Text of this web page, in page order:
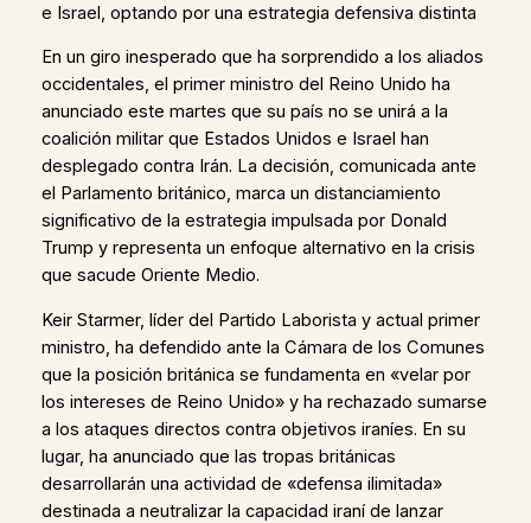
e Israel, optando por una estrategia defensiva distinta
En un giro inesperado que ha sorprendido a los aliados
occidentales, el primer ministro del Reino Unido ha
anunciado este martes que su país no se unirá a la
coalición militar que Estados Unidos e Israel han
desplegado contra Irán. La decisión, comunicada ante
el Parlamento británico, marca un distanciamiento
significativo de la estrategia impulsada por Donald
Trump y representa un enfoque alternativo en la crisis
que sacude Oriente Medio.
Keir Starmer, líder del Partido Laborista y actual primer
ministro, ha defendido ante la Cámara de los Comunes
que la posición británica se fundamenta en «velar por
los intereses de Reino Unido» y ha rechazado sumarse
a los ataques directos contra objetivos iraníes. En su
lugar, ha anunciado que las tropas británicas
desarrollarán una actividad de «defensa ilimitada»
destinada a neutralizar la capacidad iraní de lanzar